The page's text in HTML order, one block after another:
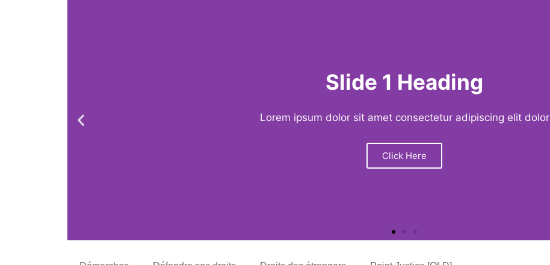
Slide 2 Heading
Lorem ipsum dolor sit amet consectetur adipiscing elit dolor
Click Here